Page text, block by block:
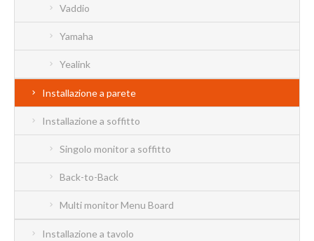
Vaddio
Yamaha
Yealink
Installazione a parete
Installazione a soffitto
Singolo monitor a soffitto
Back-to-Back
Multi monitor Menu Board
Installazione a tavolo